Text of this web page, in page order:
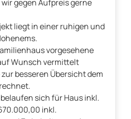
gegen Aufpreis gerne
liegt in einer ruhigen und
vorgesehene
Wunsch vermittelt
besseren Übersicht dem
sich für Haus inkl.
inkl.